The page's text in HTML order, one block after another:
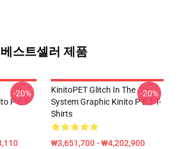
베스트셀러 제품
P E T
-20%
KinitoPET Glitch In The
System Graphic Kinito P E T T-
Shirts
₩3,651,700 - ₩4,202,900
-20%